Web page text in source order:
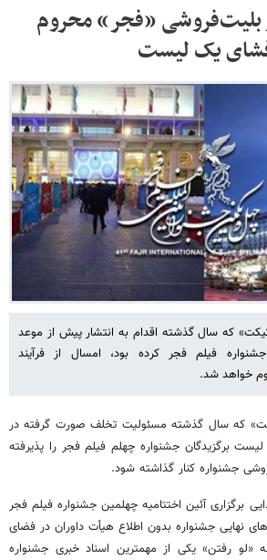
«فجر» محروم
یک لیست
که سال گذشته اقدام به انتشار پیش از موعد
فیلم فجر کرده بود، امسال از فرآیند
خواهد شد.
که سال گذشته مسئولیت تخلف صورت گرفته در
برگزیدگان جشنواره چهلم فیلم فجر را پذیرفته
جشنواره کنار گذاشته شود.
برگزاری آئین اختتامیه چهلمین جشنواره فیلم فجر
نهایی جشنواره بدون اطلاع هیأت داوران در فضای
«لو رفتن» یکی از مهمترین اسناد خبری جشنواره